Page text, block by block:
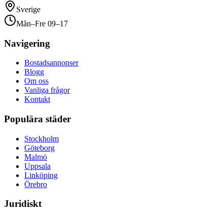
Sverige
Mån–Fre 09–17
Navigering
Bostadsannonser
Blogg
Om oss
Vanliga frågor
Kontakt
Populära städer
Stockholm
Göteborg
Malmö
Uppsala
Linköping
Örebro
Juridiskt